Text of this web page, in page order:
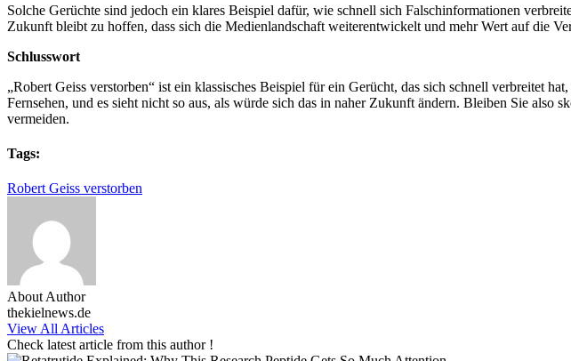
Solche Gerüchte sind jedoch ein klares Beispiel dafür, wie schnell sich Falschinformationen
Zukunft bleibt zu hoffen, dass sich die Medienlandschaft weiterentwickelt und mehr Wert auf die
Schlusswort
„Robert Geiss verstorben“ ist ein klassisches Beispiel für ein Gerücht, das sich schnell verbreitet
Fernsehen, und es sieht nicht so aus, als würde sich das in naher Zukunft ändern. Bleiben Sie
vermeiden.
Tags:
Robert Geiss verstorben
About Author
thekielnews.de
View All Articles
Check latest article from this author !